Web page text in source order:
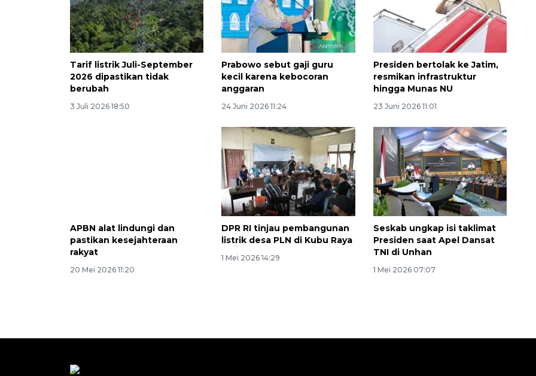
Tarif listrik Juli-September
2026 dipastikan tidak
berubah
3 Juli 2026 18:50
Prabowo sebut gaji guru
kecil karena kebocoran
anggaran
24 Juni 2026 11:24
Presiden bertolak ke Jatim,
resmikan infrastruktur
hingga Munas NU
23 Juni 2026 11:01
APBN alat lindungi dan
pastikan kesejahteraan
rakyat
20 Mei 2026 11:20
DPR RI tinjau pembangunan
listrik desa PLN di Kubu Raya
1 Mei 2026 14:29
Seskab ungkap isi taklimat
Presiden saat Apel Dansat
TNI di Unhan
1 Mei 2026 07:07